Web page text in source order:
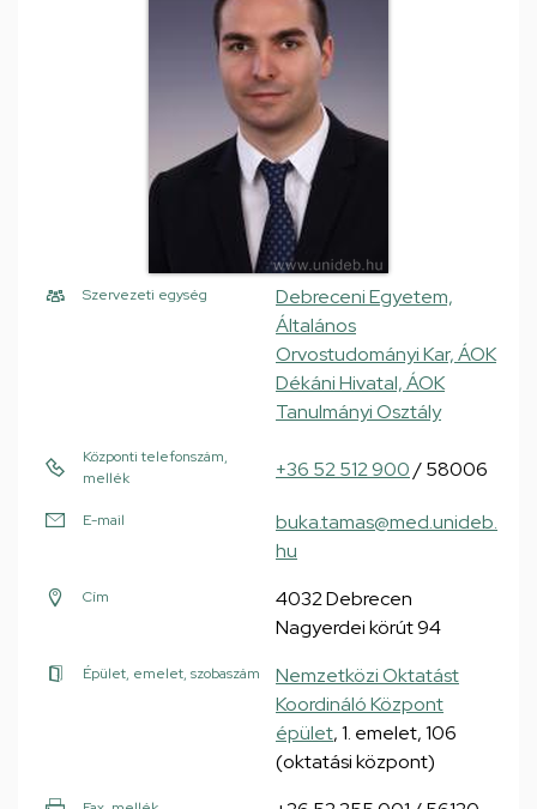
Szervezeti egység
Debreceni Egyetem,
Általános
Orvostudományi Kar, ÁOK
Dékáni Hivatal, ÁOK
Tanulmányi Osztály
Központi telefonszám,
mellék
+36 52 512 900/ 58006
E-mail
buka.tamas@med.unideb.
hu
Cím
4032 Debrecen
Nagyerdei körút 94
Épület, emelet, szobaszám
Nemzetközi Oktatást
Koordináló Központ
épület, 1. emelet, 106
(oktatási központ)